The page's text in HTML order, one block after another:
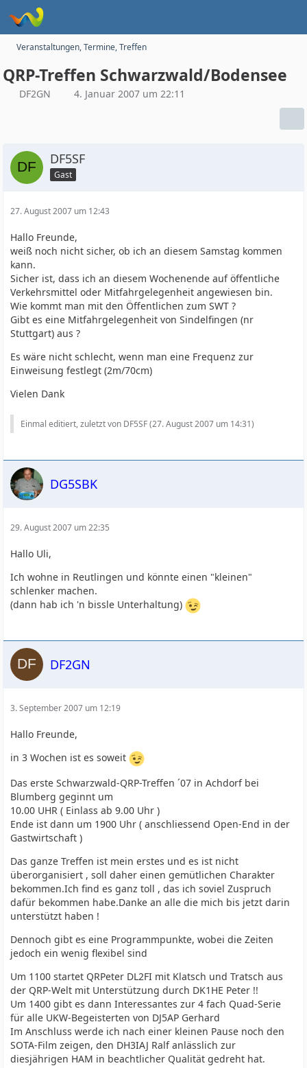
Veranstaltungen, Termine, Treffen
QRP-Treffen Schwarzwald/Bodensee
DF2GN 4. Januar 2007 um 22:11
DF5SF
Gast
27. August 2007 um 12:43
Hallo Freunde,
weiß noch nicht sicher, ob ich an diesem Samstag kommen
kann.
Sicher ist, dass ich an diesem Wochenende auf öffentliche
Verkehrsmittel oder Mitfahrgelegenheit angewiesen bin.
Wie kommt man mit den Öffentlichen zum SWT ?
Gibt es eine Mitfahrgelegenheit von Sindelfingen (nr
Stuttgart) aus ?
Es wäre nicht schlecht, wenn man eine Frequenz zur
Einweisung festlegt (2m/70cm)
Vielen Dank
Einmal editiert, zuletzt von DF5SF (27. August 2007 um 14:31)
DG5SBK
29. August 2007 um 22:35
Hallo Uli,
Ich wohne in Reutlingen und könnte einen "kleinen"
schlenker machen.
(dann hab ich 'n bissle Unterhaltung)
DF2GN
3. September 2007 um 12:19
Hallo Freunde,
in 3 Wochen ist es soweit
Das erste Schwarzwald-QRP-Treffen ´07 in Achdorf bei
Blumberg geginnt um
10.00 UHR ( Einlass ab 9.00 Uhr )
Ende ist dann um 1900 Uhr ( anschliessend Open-End in der
Gastwirtschaft )
Das ganze Treffen ist mein erstes und es ist nicht
überorganisiert , soll daher einen gemütlichen Charakter
bekommen.Ich find es ganz toll , das ich soviel Zuspruch
dafür bekommen habe.Danke an alle die mich bis jetzt darin
unterstützt haben !
Dennoch gibt es eine Programmpunkte, wobei die Zeiten
jedoch ein wenig flexibel sind
Um 1100 startet QRPeter DL2FI mit Klatsch und Tratsch aus
der QRP-Welt mit Unterstützung durch DK1HE Peter !!
Um 1400 gibt es dann Interessantes zur 4 fach Quad-Serie
für alle UKW-Begeisterten von DJ5AP Gerhard
Im Anschluss werde ich nach einer kleinen Pause noch den
SOTA-Film zeigen, den DH3IAJ Ralf anlässlich zur
diesjährigen HAM in beachtlicher Qualität gedreht hat.